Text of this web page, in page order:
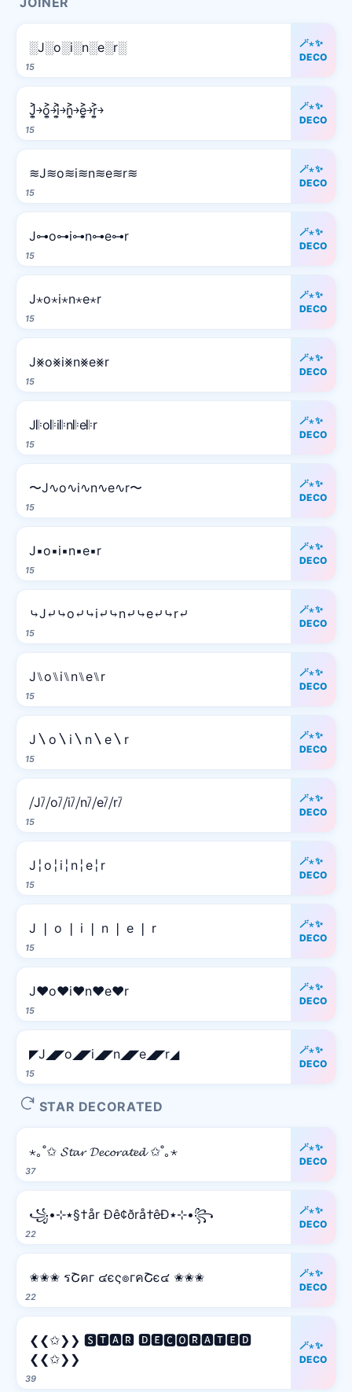
15
░J░o░i░n░e░r░
🪄⋆✨
DECO
15
J͎͍͐￫o͎͍͐￫i͎͍͐￫n͎͍͐￫e͎͍͐￫r͎͍͐￫
🪄⋆✨
DECO
15
≋J≋o≋i≋n≋e≋r≋
🪄⋆✨
DECO
15
J⊶o⊶i⊶n⊶e⊶r
🪄⋆✨
DECO
15
J⋆o⋆i⋆n⋆e⋆r
🪄⋆✨
DECO
15
J⨳o⨳i⨳n⨳e⨳r
🪄⋆✨
DECO
15
J𝄆o𝄆i𝄆n𝄆e𝄆r
🪄⋆✨
DECO
15
〜J∿o∿i∿n∿e∿r〜
🪄⋆✨
DECO
15
J▪o▪i▪n▪e▪r
🪄⋆✨
DECO
15
⤷J⤶⤷o⤶⤷i⤶⤷n⤶⤷e⤶⤷r⤶
🪄⋆✨
DECO
15
J⑊o⑊i⑊n⑊e⑊r
🪄⋆✨
DECO
15
J〵o〵i〵n〵e〵r
🪄⋆✨
DECO
15
⧸J⧶⧸o⧶⧸i⧶⧸n⧶⧸e⧶⧸r⧶
🪄⋆✨
DECO
15
J╎o╎i╎n╎e╎r
🪄⋆✨
DECO
15
J ❘ o ❘ i ❘ n ❘ e ❘ r
🪄⋆✨
DECO
15
J♥o♥i♥n♥e♥r
🪄⋆✨
DECO
15
◤J◢◤o◢◤i◢◤n◢◤e◢◤r◢
🪄⋆✨
DECO
STAR DECORATED
37
⋆｡˚✩ 𝓢𝓽𝓪𝓻 𝓓𝓮𝓬𝓸𝓻𝓪𝓽𝓮𝓭 ✩˚｡⋆
🪄⋆✨
DECO
22
꧁•⊹٭§†år Ðê¢ðrå†êÐ٭⊹•꧂
🪄⋆✨
DECO
22
✬✬✬ รՇคг ๔єς๏гคՇє๔ ✬✬✬
🪄⋆✨
DECO
39
❮❮✩❯❯ 🆂🆃🅰🆁 🅳🅴🅲🅾🆁🅰🆃🅴🅳
❮❮✩❯❯
🪄⋆✨
DECO